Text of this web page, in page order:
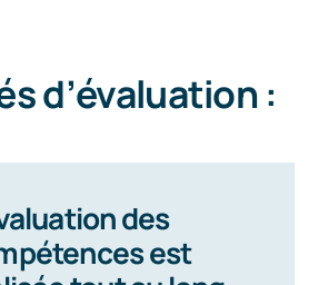
d’évaluation :
des
est